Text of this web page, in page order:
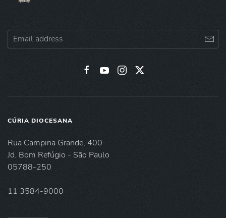
CÚRIA DIOCESANA
Rua Campina Grande, 400
Jd. Bom Refúgio - São Paulo
05788-250
11 3584-9000